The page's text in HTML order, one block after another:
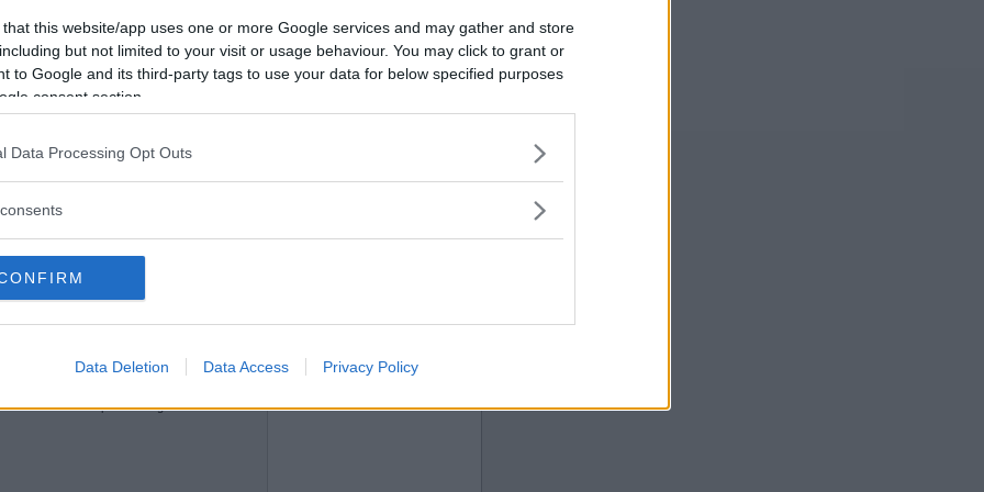
that this website/app uses one or more Google services and may gather and store
but not limited to your visit or usage behaviour. You may click to grant or
to Google and its third-party tags to use your data for below specified purposes
consent section.
Data Processing Opt Outs
Data Deletion Data Access Privacy Policy
2008-03-12 15:30
att följa
i stället för frågetecken?
"farfarsbilarna" på Liseberg?
Vill du bli
medlem?